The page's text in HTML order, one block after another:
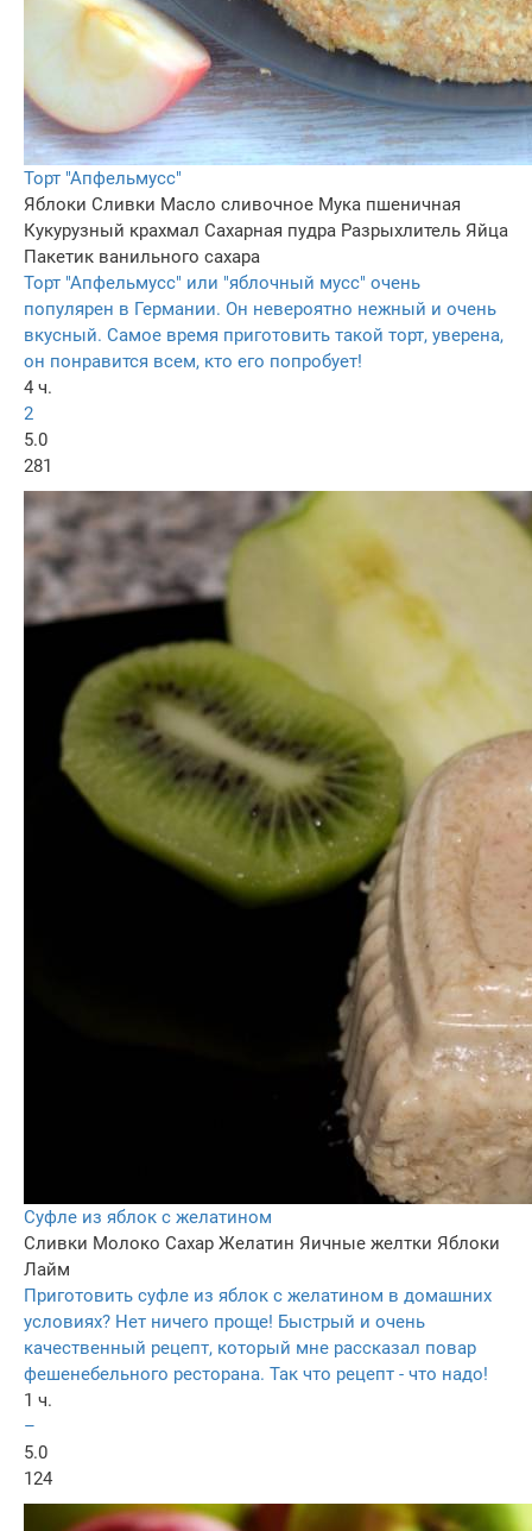
Торт "Апфельмусс"
Яблоки Сливки Масло сливочное Мука пшеничная
Кукурузный крахмал Сахарная пудра Разрыхлитель Яйца
Пакетик ванильного сахара
Торт "Апфельмусс" или "яблочный мусс" очень
популярен в Германии. Он невероятно нежный и очень
вкусный. Самое время приготовить такой торт, уверена,
он понравится всем, кто его попробует!
4 ч.
2
5.0
281
Суфле из яблок с желатином
Сливки Молоко Сахар Желатин Яичные желтки Яблоки
Лайм
Приготовить суфле из яблок с желатином в домашних
условиях? Нет ничего проще! Быстрый и очень
качественный рецепт, который мне рассказал повар
фешенебельного ресторана. Так что рецепт - что надо!
1 ч.
–
5.0
124